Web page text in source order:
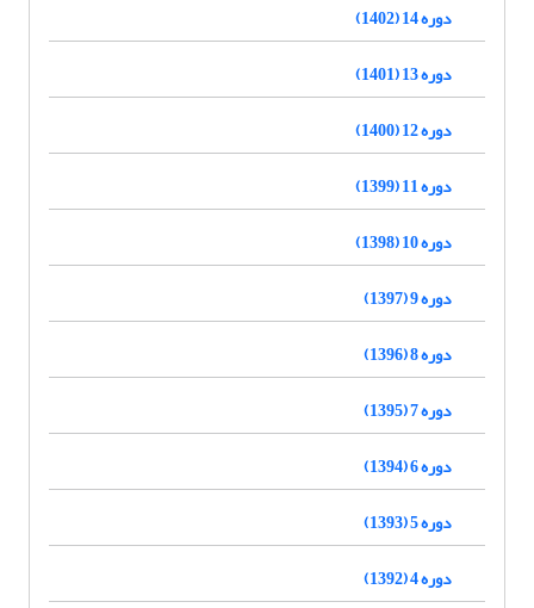
دوره 14 (1402)
دوره 13 (1401)
دوره 12 (1400)
دوره 11 (1399)
دوره 10 (1398)
دوره 9 (1397)
دوره 8 (1396)
دوره 7 (1395)
دوره 6 (1394)
دوره 5 (1393)
دوره 4 (1392)